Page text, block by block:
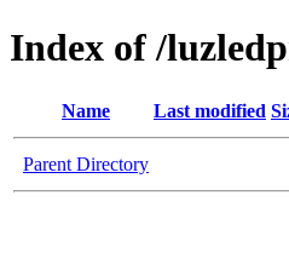
Index of /
Name Last modified
Parent Directory